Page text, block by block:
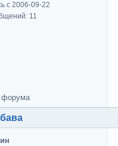
с 2006-09-22
11
форума